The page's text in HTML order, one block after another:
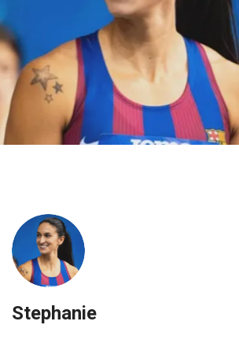
Stephanie